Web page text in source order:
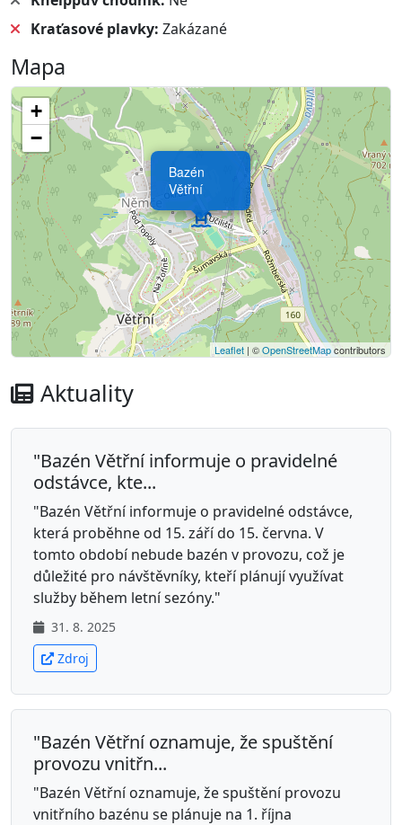
Kraťasové plavky: Zakázané
Mapa
Bazén
Větřní
+
−
Leaflet | ©OpenStreetMapcontributors
Aktuality
"Bazén Větřní informuje o pravidelné
odstávce, kte...
"Bazén Větřní informuje o pravidelné odstávce,
která proběhne od 15. září do 15. června. V
tomto období nebude bazén v provozu, což je
důležité pro návštěvníky, kteří plánují využívat
služby během letní sezóny."
31. 8. 2025
Zdroj
"Bazén Větřní oznamuje, že spuštění
provozu vnitřn...
"Bazén Větřní oznamuje, že spuštění provozu
vnitřního bazénu se plánuje na 1. října